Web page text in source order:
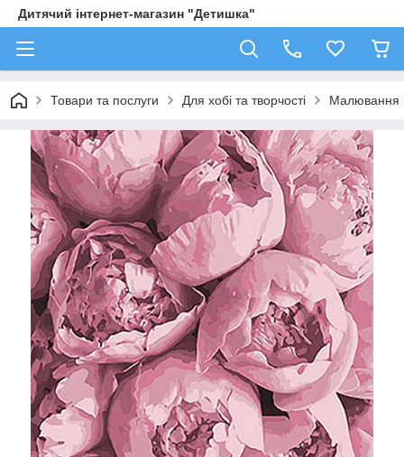
Дитячий інтернет-магазин "Детишка"
Товари та послуги Для хобі та творчості Малювання